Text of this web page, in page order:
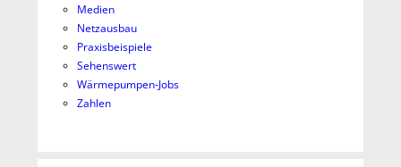
Medien
Netzausbau
Praxisbeispiele
Sehenswert
Wärmepumpen-Jobs
Zahlen